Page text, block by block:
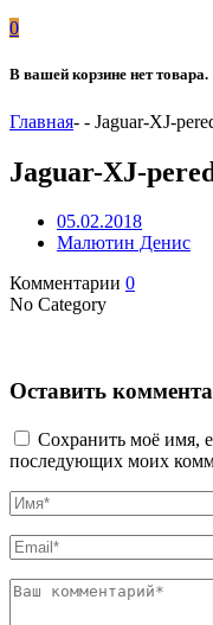
0
В вашей корзине нет товара.
Главная- - Jaguar-XJ-
Jaguar-XJ-
05.02.2018
Малютин Денис
Комментарии 0
No Category
Оставить
Сохранить моё имя,
последующих моих